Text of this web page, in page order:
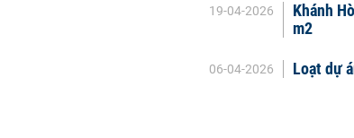
19-04-2026
Khánh
m2
06-04-2026 Loạt dự